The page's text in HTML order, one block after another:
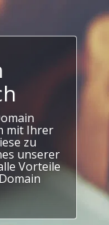
mit Ihrer
zu
unserer
Vorteile